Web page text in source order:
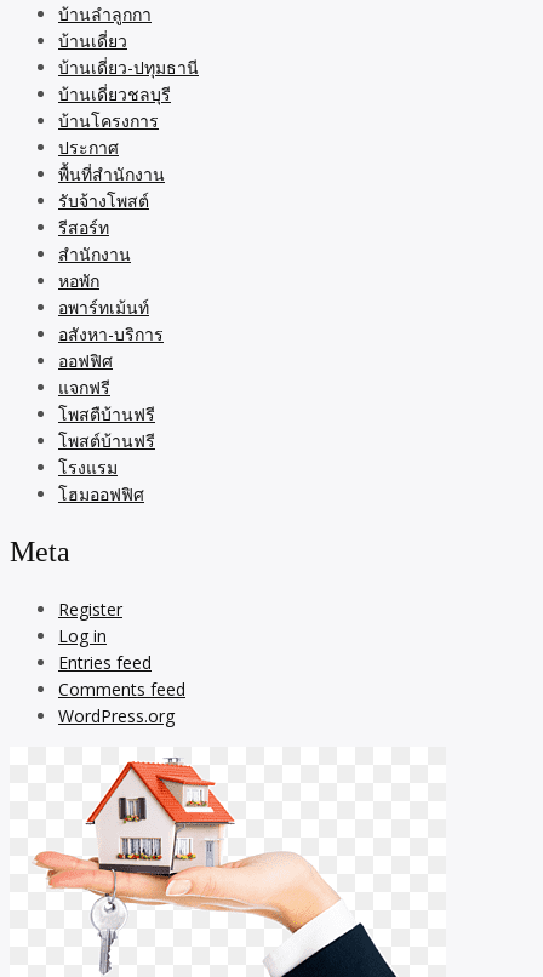
บ้านลำลูกกา
บ้านเดี่ยว
บ้านเดี่ยว-ปทุมธานี
บ้านเดี่ยวชลบุรี
บ้านโครงการ
ประกาศ
พื้นที่สำนักงาน
รับจ้างโพสต์
รีสอร์ท
สำนักงาน
หอพัก
อพาร์ทเม้นท์
อสังหา-บริการ
ออฟฟิศ
แจกฟรี
โพสตืบ้านฟรี
โพสต์บ้านฟรี
โรงแรม
โฮมออฟฟิศ
Meta
Register
Log in
Entries feed
Comments feed
WordPress.org